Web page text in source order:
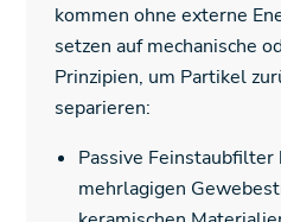
kommen ohne externe
setzen auf mechanische
Prinzipien, um Partikel
separieren:
Passive Feinstaubfilter
mehrlagigen